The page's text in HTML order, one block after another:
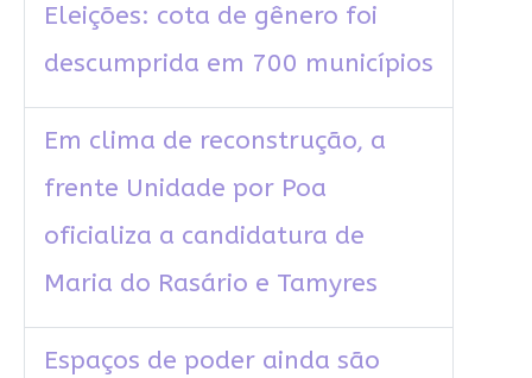
Eleições: cota de gênero foi
descumprida em 700 municípios
Em clima de reconstrução, a
frente Unidade por Poa
oficializa a candidatura de
Maria do Rasário e Tamyres
Espaços de poder ainda são